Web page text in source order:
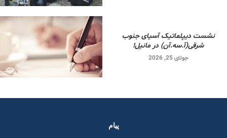
نشست دیپلماتیک آسیای جنوب
شرقی‌(آ.سه.آن) در مانیل!
جولای 25, 2026
پیام